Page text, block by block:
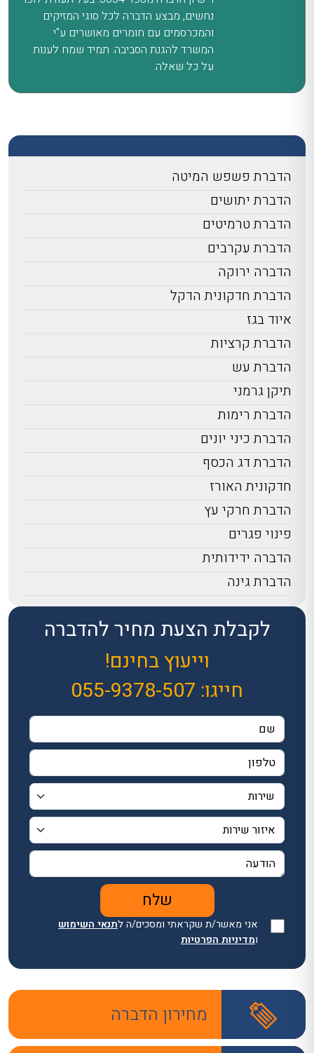
לקבלת הצעת מחיר להדברה
וייעוץ בחינם!
חייגו: 055-9378-507
אני מאשר/ת שקראתי ומסכים/ה לתנאי השימוש
ומדיניות הפרטיות
מחירון הדברה
נחשים, מבצע הדברה לכל סוגי המזיקים
והמכרסמים עם חומרים מאושרים ע"י
המשרד להגנת הסביבה. תמיד שמח לענות
על כל שאלה.
הדברת פשפש המיטה
הדברת יתושים
הדברת טרמיטים
הדברת עקרבים
הדברה ירוקה
הדברת חדקונית הדקל
איוד בגז
הדברת קרציות
הדברת עש
תיקן גרמני
הדברת רימות
הדברת כיני יונים
הדברת דג הכסף
חדקונית האורז
הדברת חרקי עץ
פינוי פגרים
הדברה ידידותית
הדברת גינה